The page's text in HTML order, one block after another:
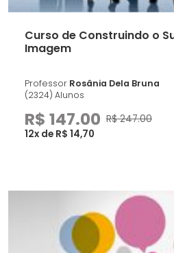
Curso de Construindo o
Imagem
Professor Rosânia Dela Bruna
(2324) Alunos
R$ 147.00 R$ 247.00
12x de R$ 14,70